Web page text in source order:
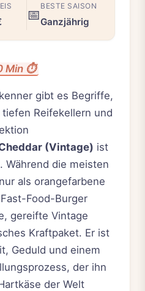
📅
BESTE SAISON
Ganzjährig
Min ⏱️
gibt es Begriffe,
Reifekellern und
(Vintage) ist
Während die meisten
als orangefarbene
Food-Burger
gereifte Vintage
Kraftpaket. Er ist
Geduld und einem
der ihn
der Welt